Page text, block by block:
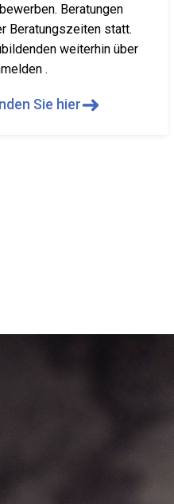
Beratungen
Beratungszeiten statt.
weiterhin über
.
Sie hier➜